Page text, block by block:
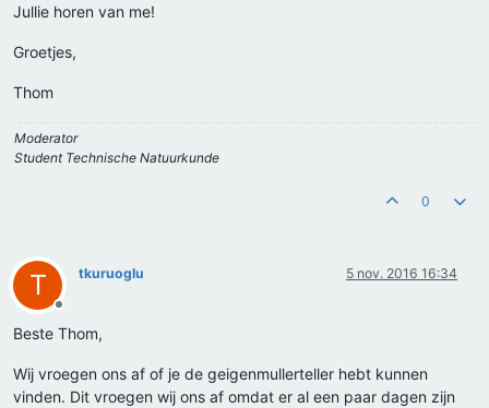
Jullie horen van me!
Groetjes,
Thom
Moderator
Student Technische Natuurkunde
0
T
Offline
tkuruoglu 5 nov. 2016 16:34
Beste Thom,
Wij vroegen ons af of je de geigenmullerteller hebt kunnen
vinden. Dit vroegen wij ons af omdat er al een paar dagen zijn